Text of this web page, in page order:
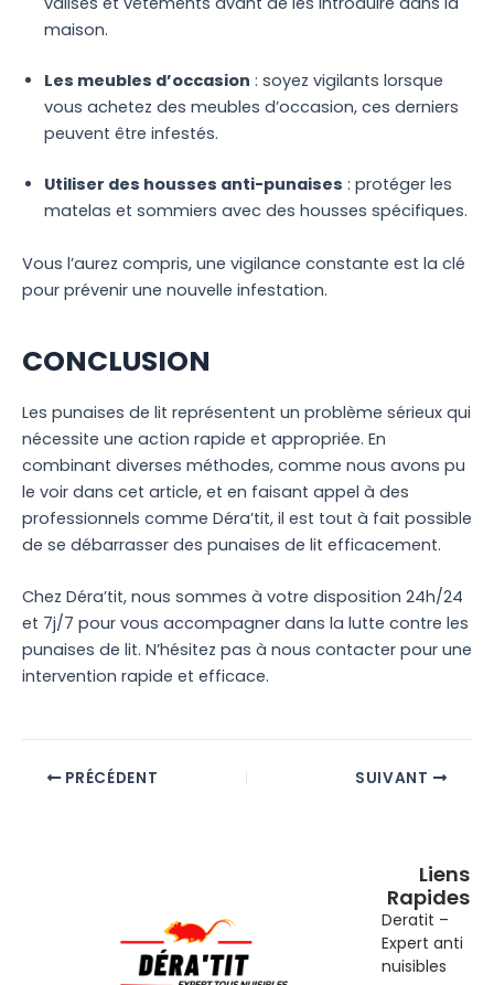
maison.
Les meubles d’occasion : soyez vigilants lorsque
vous achetez des meubles d’occasion, ces derniers
peuvent être infestés.
Utiliser des housses anti-punaises : protéger les
matelas et sommiers avec des housses spécifiques.
Vous l’aurez compris, une vigilance constante est la clé
pour prévenir une nouvelle infestation.
CONCLUSION
Les punaises de lit représentent un problème sérieux qui
nécessite une action rapide et appropriée. En
combinant diverses méthodes, comme nous avons pu
le voir dans cet article, et en faisant appel à des
professionnels comme Déra’tit, il est tout à fait possible
de se débarrasser des punaises de lit efficacement.
Chez Déra’tit, nous sommes à votre disposition 24h/24
et 7j/7 pour vous accompagner dans la lutte contre les
punaises de lit. N’hésitez pas à nous contacter pour une
intervention rapide et efficace.
PRÉCÉDENT SUIVANT
Liens
Rapides
Deratit –
Expert anti
nuisibles